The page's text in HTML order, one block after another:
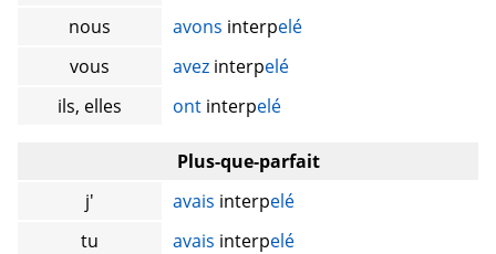
nous
avons interpelé
vous
avez interpelé
ils, elles
ont interpelé
Plus-que-parfait
j'
avais interpelé
tu
avais interpelé